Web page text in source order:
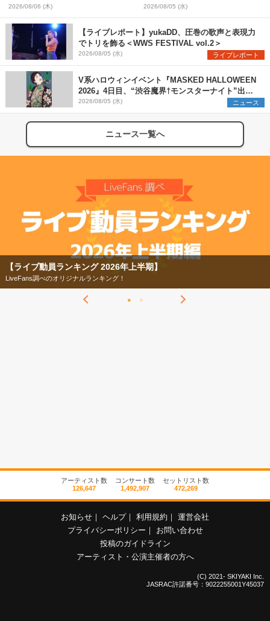
and Loathing in Las Vegasら対
バンアーティストを一斉解禁
2026/08/06 (木)
催 音楽ライブ×盆踊り×DJ×屋台
グルメ×ランタンナイトで彩る2日
間
2026/08/05 (水)
【ライブレポート】yukaDD、圧巻の歌声と表現力
でトリを飾る＜WWS FESTIVAL vol.2＞
2026/08/05 (水) ライブレポート
V系ハロウィンイベント『MASKED HALLOWEEN
2026』4日目、“渋谷魔界†モンスターナイト”出演6
組を発表
2026/08/05 (水) ニュース
ニュース一覧へ
【フェス特集2026】
今年もフェスの季節がやってきた！
アーティスト数
126,647
コンサート数
1,492,907
セットリスト数
472,269
お知らせ ｜ ヘルプ｜ 利用規約 ｜ 運営会社
プライバシーポリシー ｜
お問い合わせ
投稿のガイドライン
アーティスト・公演主催者の方へ
(C) 2021- SKIYAKI Inc.
JASRAC許諾番号：9022255001Y45037